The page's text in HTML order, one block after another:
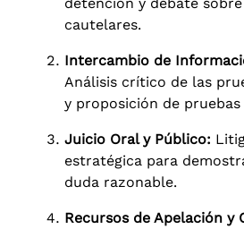
cautelares.
Intercambio de
Análisis crítico de las
y proposición de pruebas
Juicio Oral y Público:
estratégica para
duda razonable.
Recursos de Apelación y